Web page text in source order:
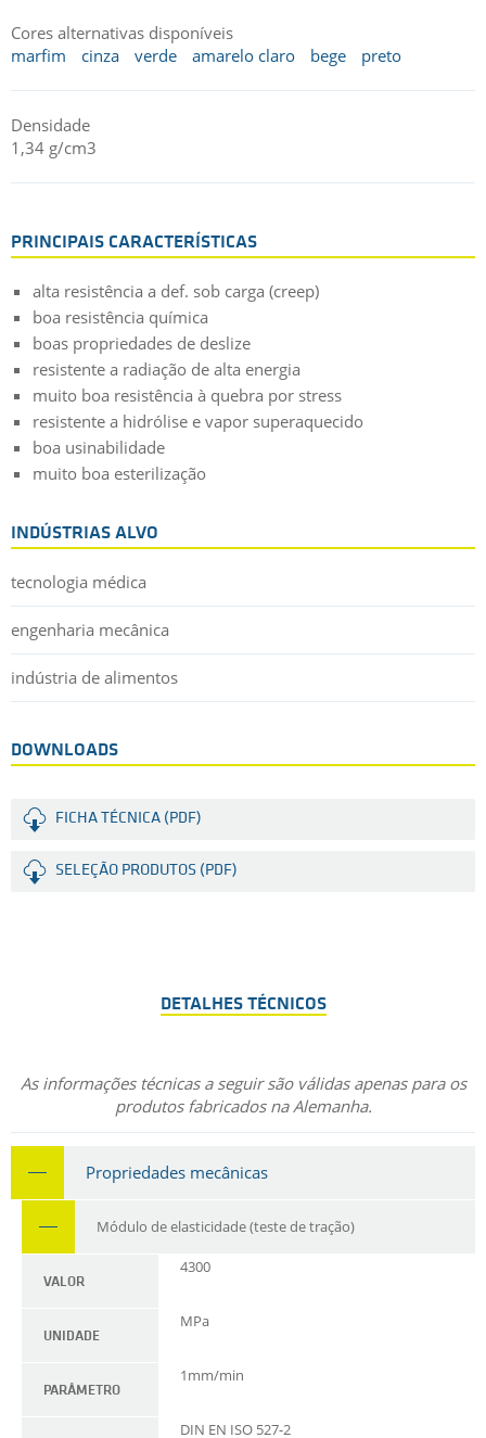
Cores alternativas disponíveis
marfim
cinza verde amarelo claro bege preto
Densidade
1,34 g/cm3
PRINCIPAIS CARACTERÍSTICAS
alta resistência a def. sob carga (creep)
boa resistência química
boas propriedades de deslize
resistente a radiação de alta energia
muito boa resistência à quebra por stress
resistente a hidrólise e vapor superaquecido
boa usinabilidade
muito boa esterilização
INDÚSTRIAS ALVO
tecnologia médica
engenharia mecânica
indústria de alimentos
DOWNLOADS
FICHA TÉCNICA (PDF)
SELEÇÃO PRODUTOS (PDF)
DETALHES TÉCNICOS
As informações técnicas a seguir são válidas apenas para os
produtos fabricados na Alemanha.
Propriedades mecânicas
Módulo de elasticidade (teste de tração)
VALOR
4300
UNIDADE
MPa
PARÂMETRO
1mm/min
DIN EN ISO 527-2